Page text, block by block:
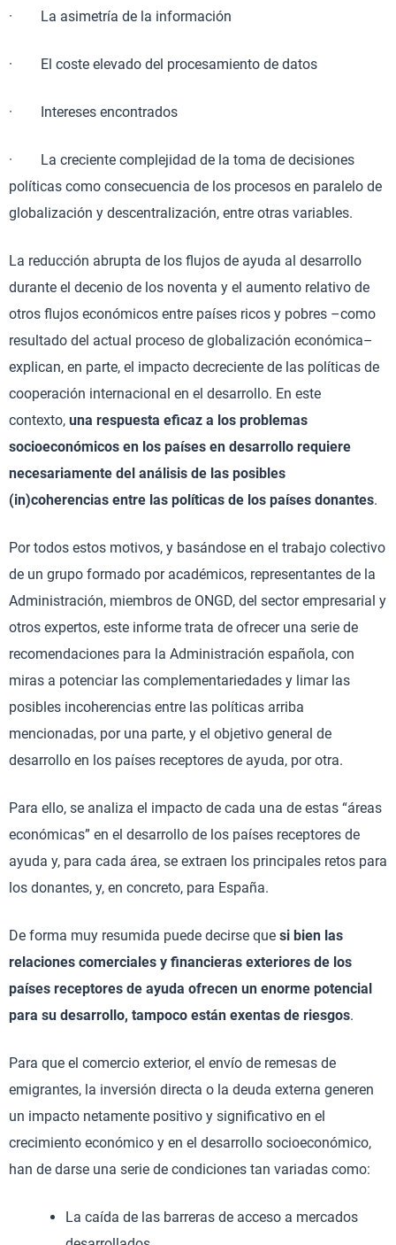
· La asimetría de la información
· El coste elevado del procesamiento de datos
· Intereses encontrados
· La creciente complejidad de la toma de decisiones
políticas como consecuencia de los procesos en paralelo de
globalización y descentralización, entre otras variables.
La reducción abrupta de los flujos de ayuda al desarrollo
durante el decenio de los noventa y el aumento relativo de
otros flujos económicos entre países ricos y pobres –como
resultado del actual proceso de globalización económica–
explican, en parte, el impacto decreciente de las políticas de
cooperación internacional en el desarrollo. En este
contexto, una respuesta eficaz a los problemas
socioeconómicos en los países en desarrollo requiere
necesariamente del análisis de las posibles
(in)coherencias entre las políticas de los países donantes.
Por todos estos motivos, y basándose en el trabajo colectivo
de un grupo formado por académicos, representantes de la
Administración, miembros de ONGD, del sector empresarial y
otros expertos, este informe trata de ofrecer una serie de
recomendaciones para la Administración española, con
miras a potenciar las complementariedades y limar las
posibles incoherencias entre las políticas arriba
mencionadas, por una parte, y el objetivo general de
desarrollo en los países receptores de ayuda, por otra.
Para ello, se analiza el impacto de cada una de estas “áreas
económicas” en el desarrollo de los países receptores de
ayuda y, para cada área, se extraen los principales retos para
los donantes, y, en concreto, para España.
De forma muy resumida puede decirse que si bien las
relaciones comerciales y financieras exteriores de los
países receptores de ayuda ofrecen un enorme potencial
para su desarrollo, tampoco están exentas de riesgos.
Para que el comercio exterior, el envío de remesas de
emigrantes, la inversión directa o la deuda externa generen
un impacto netamente positivo y significativo en el
crecimiento económico y en el desarrollo socioeconómico,
han de darse una serie de condiciones tan variadas como:
La caída de las barreras de acceso a mercados